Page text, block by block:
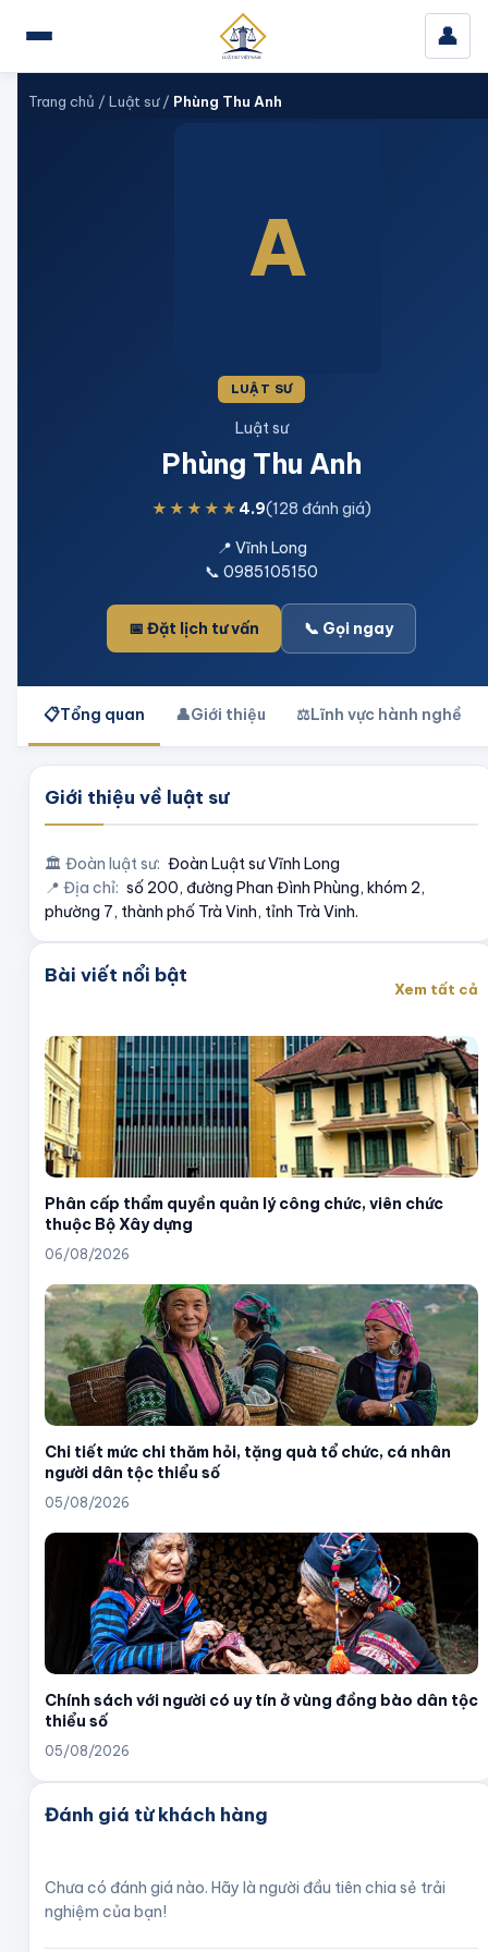
👤
Trang chủ / Luật sư/ Phùng Thu Anh
A
LUẬT SƯ
Luật sư
Phùng Thu Anh
★★★★★ 4.9(128 đánh giá)
📍 Vĩnh Long
📞 0985105150
📅 Đặt lịch tư vấn 📞 Gọi ngay
📋Tổng quan 👤Giới thiệu ⚖️Lĩnh vực hành nghề
Giới thiệu về luật sư
🏛️ Đoàn luật sư: Đoàn Luật sưVĩnh Long
📍 Địa chỉ: số 200, đường Phan Đình Phùng, khóm 2,
phường 7, thành phố Trà Vinh, tỉnh Trà Vinh.
Bài viết nổi bật
Xem tất cả
Phân cấp thẩm quyền quản lý công chức, viên chức
thuộc Bộ Xây dựng
06/08/2026
Chi tiết mức chi thăm hỏi, tặng quà tổ chức, cá nhân
người dân tộc thiểu số
05/08/2026
Chính sách với người có uy tín ở vùng đồng bào dân tộc
thiểu số
05/08/2026
Đánh giá từ khách hàng
Chưa có đánh giá nào. Hãy là người đầu tiên chia sẻ trải
nghiệm của bạn!